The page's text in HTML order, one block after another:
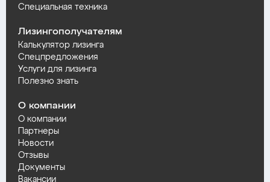
Специальная техника
Лизингополучателям
Калькулятор лизинга
Спецпредложения
Услуги для лизинга
Полезно знать
О компании
О компании
Партнеры
Новости
Отзывы
Документы
Вакансии